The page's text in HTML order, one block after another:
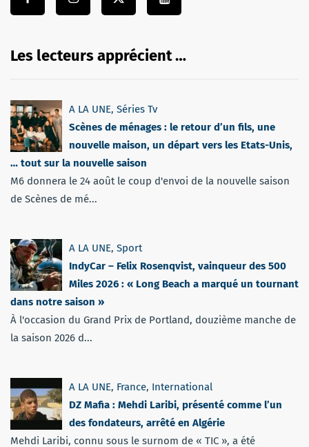
Les lecteurs apprécient …
A LA UNE, Séries Tv
Scènes de ménages : le retour d’un fils, une
nouvelle maison, un départ vers les Etats-Unis,
… tout sur la nouvelle saison
M6 donnera le 24 août le coup d'envoi de la nouvelle saison
de Scènes de mé...
A LA UNE, Sport
IndyCar – Felix Rosenqvist, vainqueur des 500
Miles 2026 : « Long Beach a marqué un tournant
dans notre saison »
À l'occasion du Grand Prix de Portland, douzième manche de
la saison 2026 d...
A LA UNE, France, International
DZ Mafia : Mehdi Laribi, présenté comme l’un
des fondateurs, arrêté en Algérie
Mehdi Laribi, connu sous le surnom de « TIC », a été